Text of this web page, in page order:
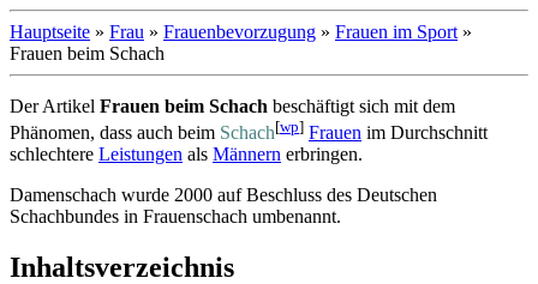
Hauptseite » Frau » Frauenbevorzugung » Frauen im Sport »
Frauen beim Schach
Der Artikel Frauen beim Schach beschäftigt sich mit dem
Phänomen, dass auch beim Schach[wp] Frauen im Durchschnitt
schlechtere Leistungen als Männern erbringen.
Damenschach wurde 2000 auf Beschluss des Deutschen
Schachbundes in Frauenschach umbenannt.
Inhaltsverzeichnis